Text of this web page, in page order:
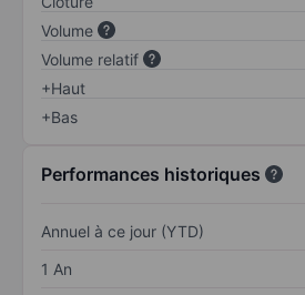
Volume
Volume relatif
+Haut
+Bas
Performances historiques
Annuel à ce jour (YTD)
1 An